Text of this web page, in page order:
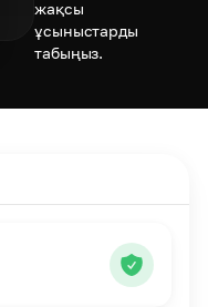
жақсы
ұсыныстарды
табыңыз.